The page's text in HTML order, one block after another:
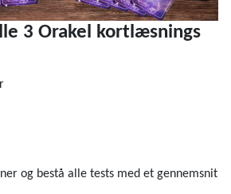
3 Orakel kortlæsnings
og bestå alle tests med et gennemsnit